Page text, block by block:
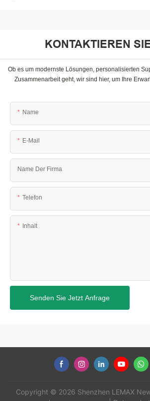
KONTAKTIEREN
Ob es um modernste Lösungen, personalisierten
Zusammenarbeit geht, wir sind hier, um Ihre
Name
E-Mail
Name Der Firma
Telefon
Inhalt
Senden Sie Jetzt Anfrage
Copyright © 2026 Shenzhen LEMAX